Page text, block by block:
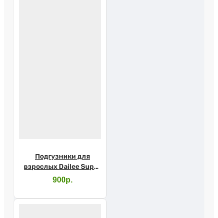
Подгузники для
взрослых Dailee Super
XLarge №10
900р.